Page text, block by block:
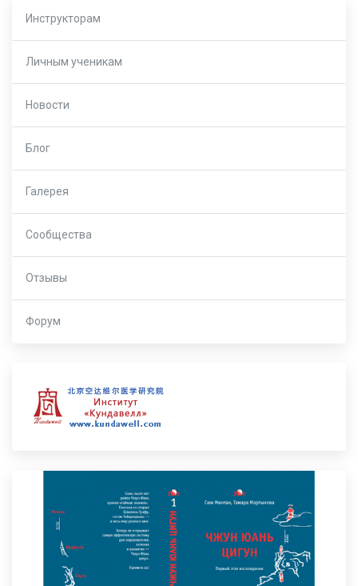
Инструкторам
Личным ученикам
Новости
Блог
Галерея
Сообщества
Отзывы
Форум